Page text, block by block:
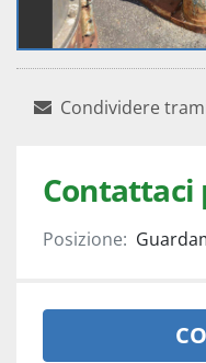
Condividere
Contattaci
Posizione: